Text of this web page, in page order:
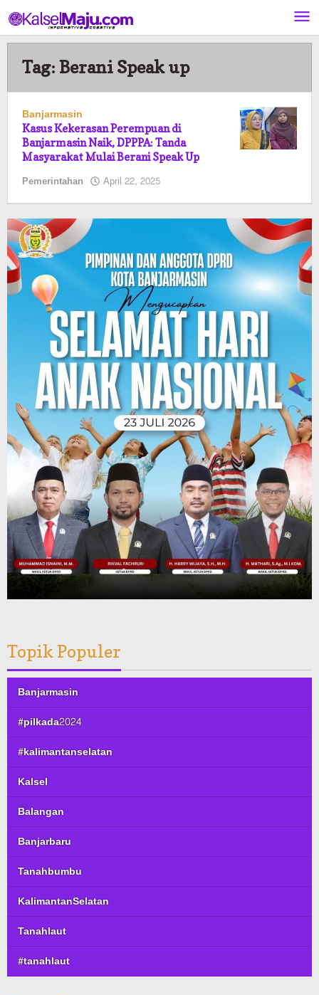
ke
konten
Tag: Berani Speak up
Banjarmasin
Kasus Kekerasan Perempuan di
Banjarmasin Naik, DPPPA: Tanda
Masyarakat Mulai Berani Speak Up
Pemerintahan April 22, 2025
Topik Populer
Banjarmasin
#pilkada2024
#kalimantanselatan
Kalsel
Balangan
Banjarbaru
Tanahbumbu
KalimantanSelatan
Tanahlaut
#tanahlaut